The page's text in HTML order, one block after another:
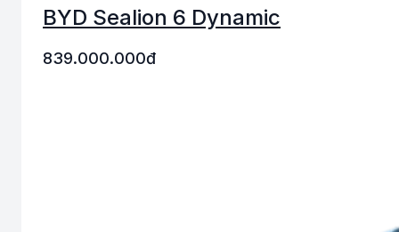
BYD Sealion 6 Dynamic
839.000.000đ